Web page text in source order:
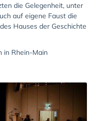
die Gelegenheit, unter
auf eigene Faust die
Hauses der Geschichte
in Rhein-Main